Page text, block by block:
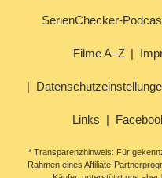
SerienChecker-
Filme A–Z
Links
* Transparenzhinweis: Für
Rahmen eines Affiliate-